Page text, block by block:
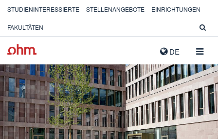
DE
STUDIENINTERESSIERTE STELLENANGEBOTE EINRICHTUNGEN
FAKULTÄTEN